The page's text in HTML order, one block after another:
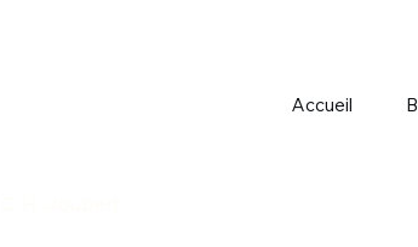
Accueil